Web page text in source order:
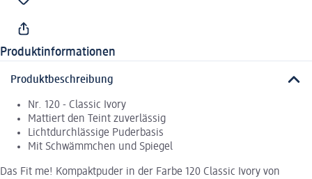
Produktinformationen
Produktbeschreibung
Nr. 120 - Classic Ivory
Mattiert den Teint zuverlässig
Lichtdurchlässige Puderbasis
Mit Schwämmchen und Spiegel
Das Fit me! Kompaktpuder in der Farbe 120 Classic Ivory von